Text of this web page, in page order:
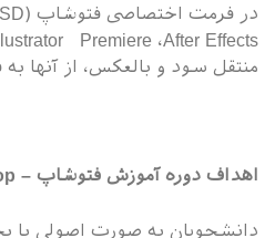
منتقل سود و بالعکس، از آنها
اهداف دوره آموزش فتوشاپ – Photoshop مقدماتی!
دانشجویان به صورت اصولی با